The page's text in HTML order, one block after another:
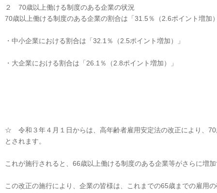
２ 70歳以上働ける制度のある企業の状況
70歳以上働ける制度のある企業の割合は「31.5％（2.6ポイント増加
・中小企業における割合は「32.1％（2.5ポイント増加）」
・大企業における割合は「26.1％（2.8ポイント増加）」
☆ 令和３年４月１日からは、高年齢者雇用安定法の改正により、
とされます。
これが施行されると、66歳以上働ける制度のある企業等がさらに増
この改正の施行により、企業の皆様は、これまでの65歳までの雇用